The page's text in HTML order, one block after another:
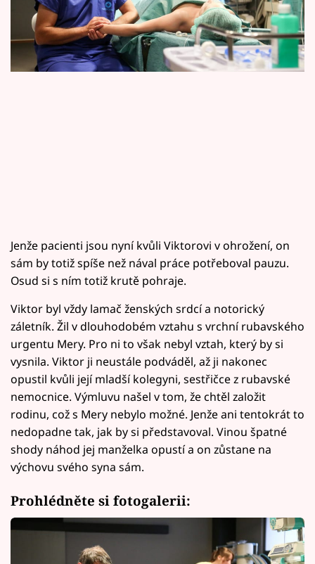
Sledujte prima+
Filmový festival Karlovy Vary
Jenže pacienti jsou nyní kvůli Viktorovi v ohrožení, on
sám by totiž spíše než nával práce potřeboval pauzu.
Osud si s ním totiž krutě pohraje.
Viktor byl vždy lamač ženských srdcí a notorický
záletník. Žil v dlouhodobém vztahu s vrchní rubavského
urgentu Mery. Pro ni to však nebyl vztah, který by si
vysnila. Viktor ji neustále podváděl, až ji nakonec
opustil kvůli její mladší kolegyni, sestřičce z rubavské
nemocnice. Výmluvu našel v tom, že chtěl založit
rodinu, což s Mery nebylo možné. Jenže ani tentokrát to
nedopadne tak, jak by si představoval. Vinou špatné
shody náhod jej manželka opustí a on zůstane na
výchovu svého syna sám.
Prohlédněte si fotogalerii: